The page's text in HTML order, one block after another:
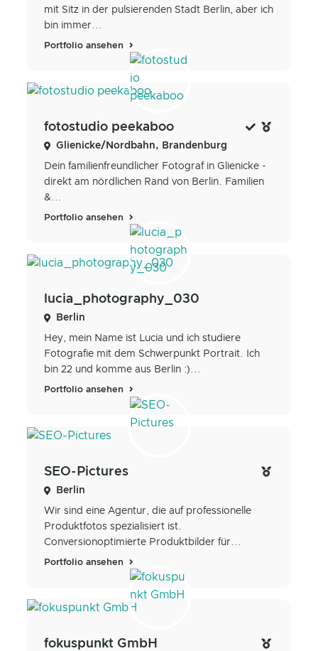
mit Sitz in der pulsierenden Stadt Berlin, aber ich
bin immer...
Portfolio ansehen
fotostudio peekaboo
Glienicke/Nordbahn, Brandenburg
Dein familienfreundlicher Fotograf in Glienicke -
direkt am nördlichen Rand von Berlin. Familien
&...
Portfolio ansehen
lucia_photography_030
Berlin
Hey, mein Name ist Lucia und ich studiere
Fotografie mit dem Schwerpunkt Portrait. Ich
bin 22 und komme aus Berlin :)...
Portfolio ansehen
SEO-Pictures
Berlin
Wir sind eine Agentur, die auf professionelle
Produktfotos spezialisiert ist.
Conversionoptimierte Produktbilder für...
Portfolio ansehen
fokuspunkt GmbH